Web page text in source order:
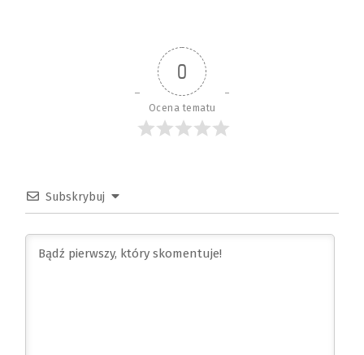
0
Ocena tematu
Subskrybuj